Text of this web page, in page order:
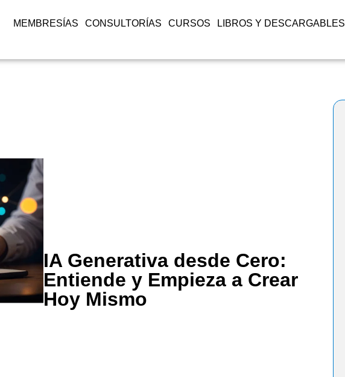
MEMBRESÍAS CONSULTORÍAS CURSOS LIBROS Y DESCARGABLES
IA Generativa desde Cero:
Entiende y Empieza a Crear
Hoy Mismo